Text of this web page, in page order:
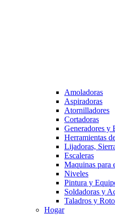
Amoladoras
Aspiradoras
Atornilladores
Cortadoras
Generadores y
Herramientas
Lijadoras,
Escaleras
Maquinas para
Niveles
Pintura y
Soldadoras y
Taladros y
Hogar